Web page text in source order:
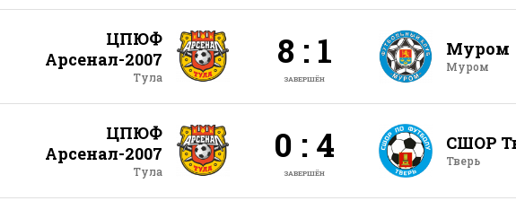
ЦПЮФ
Арсенал-2007
Тула
8 : 1
ЗАВЕРШЁН
Муром
Муром
ЦПЮФ
Арсенал-2007
Тула
0 : 4
ЗАВЕРШЁН
СШОР
Тверь